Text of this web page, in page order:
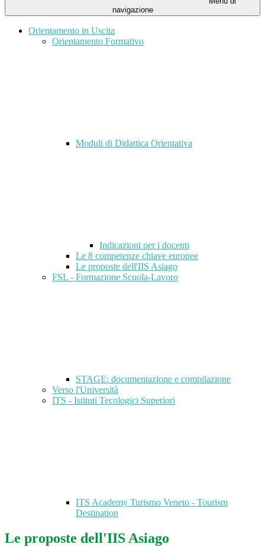
navigazione
Orientamento in Uscita
Orientamento Formativo
Moduli di Didattica Orientativa
Indicazioni per i docenti
Le 8 competenze chiave europee
Le proposte dell'IIS Asiago
FSL - Formazione Scuola-Lavoro
STAGE: documentazione e compilazione
Verso l'Università
ITS - Istituti Tecologici Superiori
ITS Academy Turismo Veneto - Tourism
Destination
Le proposte dell'IIS Asiago